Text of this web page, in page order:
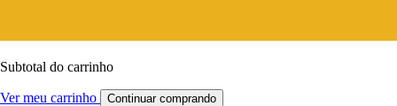
Subtotal do carrinho
Ver meu carrinho Continuar comprando